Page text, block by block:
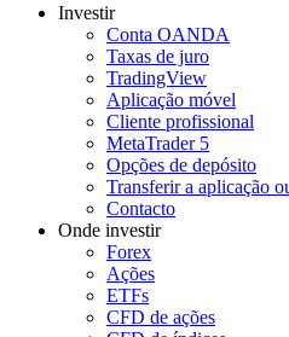
Investir
Conta OANDA
Taxas de juro
TradingView
Aplicação móvel
Cliente profissional
MetaTrader 5
Opções de depósito
Transferir a aplicação
Contacto
Onde investir
Forex
Ações
ETFs
CFD de ações